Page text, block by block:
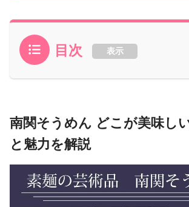
目次 表示
南関そうめん どこが美味し
と魅力を解説